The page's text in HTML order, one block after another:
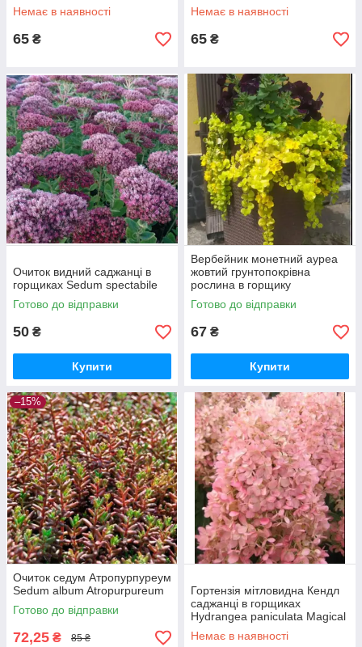
Немає в наявності
65 ₴
Немає в наявності
65 ₴
Очиток видний саджанці в
горщиках Sedum spectabile
Готово до відправки
50 ₴
Купити
Вербейник монетний ауреа
жовтий грунтопокрівна
рослина в горщику
Lysimachia nummularia
Готово до відправки
67 ₴
Купити
–15%
Очиток седум Атропурпуреум
Sedum album Atropurpureum
Готово до відправки
72,25 ₴ 85 ₴
Гортензія мітловидна Кендл
саджанці в горщиках
Hydrangea paniculata Magical
Candle
Немає в наявності